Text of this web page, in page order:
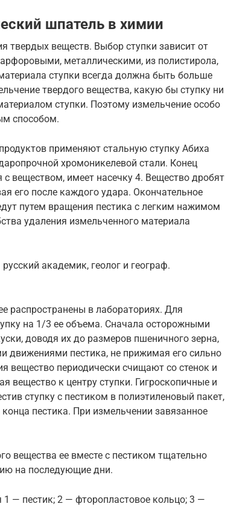
шпатель в химии
твердых веществ. Выбор ступки зависит от
металлическими, из полистирола,
ступки всегда должна быть больше
твердого вещества, какую бы ступку ни
ступки. Поэтому измельчение особо
способом.
применяют стальную ступку Абиха
хромоникелевой стали. Конец
веществом, имеет насечку 4. Вещество дробят
его после каждого удара. Окончательное
путем вращения пестика с легким нажимом
удаления измельченного материала
академик, геолог и географ.
распространены в лабораториях. Для
на 1/3 ее объема. Сначала осторожными
доводя их до размеров пшеничного зерна,
движениями пестика, не прижимая его сильно
вещество периодически счищают со стенок и
вещество к центру ступки. Гигроскопичные и
ступку с пестиком в полиэтиленовый пакет,
пестика. При измельчении завязанное
вещества ее вместе с пестиком тщательно
на последующие дни.
— пестик; 2 — фторопластовое кольцо; 3 —